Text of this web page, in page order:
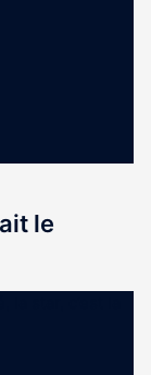
le